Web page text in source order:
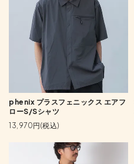
phenix プラスフェニックス エアフ
ローS/Sシャツ
13,970円(税込)